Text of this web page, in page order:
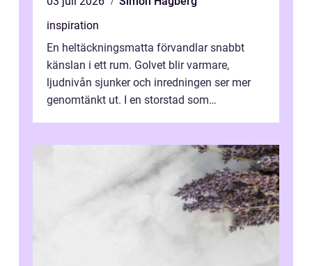
inspiration
En heltäckningsmatta förvandlar snabbt
känslan i ett rum. Golvet blir varmare,
ljudnivån sjunker och inredningen ser mer
genomtänkt ut. I en storstad som